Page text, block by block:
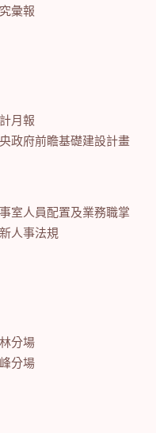
彙報
月報
政府前瞻基礎建設計畫特別預算會計月報
室人員配置及業務職掌
人事法規
分場
分場